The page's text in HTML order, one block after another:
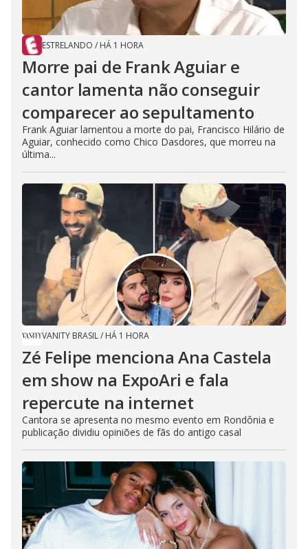
ESTRELANDO / HÁ 1 HORA
Morre pai de Frank Aguiar e
cantor lamenta não conseguir
comparecer ao sepultamento
Frank Aguiar lamentou a morte do pai, Francisco Hilário de
Aguiar, conhecido como Chico Dasdores, que morreu na
última...
VANITY BRASIL/ HÁ 1 HORA
Zé Felipe menciona Ana Castela
em show na ExpoAri e fala
repercute na internet
Cantora se apresenta no mesmo evento em Rondônia e
publicação dividiu opiniões de fãs do antigo casal